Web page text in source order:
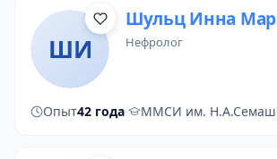
ШИ
Шульц Инна
нефролог
Опыт42 года· ММСИ им.